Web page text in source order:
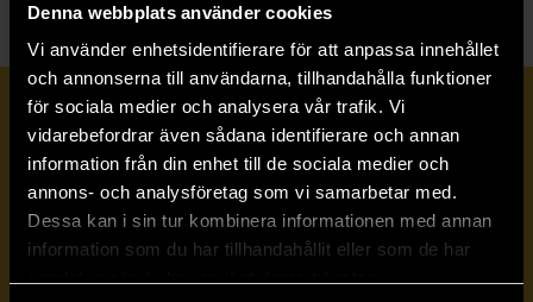
Denna webbplats använder cookies
Vi använder enhetsidentifierare för att anpassa innehållet
och annonserna till användarna, tillhandahålla funktioner
för sociala medier och analysera vår trafik. Vi
vidarebefordrar även sådana identifierare och annan
information från din enhet till de sociala medier och
annons- och analysföretag som vi samarbetar med.
Dessa kan i sin tur kombinera informationen med annan
information som du har tillhandahållit eller som de har
Prenumerera på vårt nyhetsbrev
Veckobrevet
Skicka